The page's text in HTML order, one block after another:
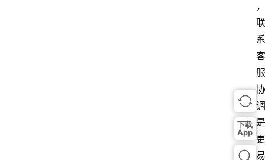
，
联
系
客
服
协
调
是
更
易
下载
App